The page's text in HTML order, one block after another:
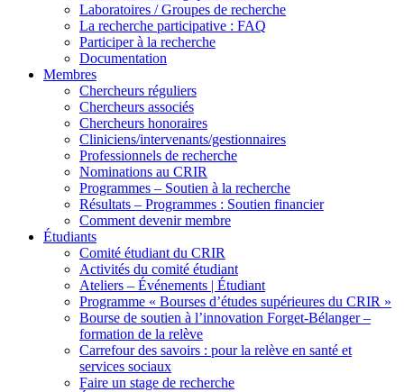
Laboratoires / Groupes de recherche
La recherche participative : FAQ
Participer à la recherche
Documentation
Membres
Chercheurs réguliers
Chercheurs associés
Chercheurs honoraires
Cliniciens/intervenants/gestionnaires
Professionnels de recherche
Nominations au CRIR
Programmes – Soutien à la recherche
Résultats – Programmes : Soutien financier
Comment devenir membre
Étudiants
Comité étudiant du CRIR
Activités du comité étudiant
Ateliers – Événements | Étudiant
Programme « Bourses d’études supérieures du CRIR »
Bourse de soutien à l’innovation Forget-Bélanger –
formation de la relève
Carrefour des savoirs : pour la relève en santé et
services sociaux
Faire un stage de recherche